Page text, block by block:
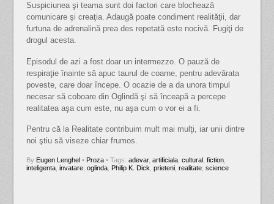
Suspiciunea şi teama sunt doi factori care blochează
comunicare şi creaţia. Adaugă poate condiment realităţii, dar
furtuna de adrenalină prea des repetată este nocivă. Fugiţi de
drogul acesta.
Episodul de azi a fost doar un intermezzo. O pauză de
respiraţie înainte să apuc taurul de coarne, pentru adevărata
poveste, care doar începe. O ocazie de a da unora timpul
necesar să coboare din Oglindă şi să înceapă a percepe
realitatea aşa cum este, nu aşa cum o vor ei a fi.
Pentru că la Realitate contribuim mult mai mulţi, iar unii dintre
noi ştiu să viseze chiar frumos.
By Eugen Lenghel• Proza • Tags: adevar, artificiala, cultural, fiction,
inteligenta, invatare, oglinda, Philip K. Dick prieteni, realitate, science